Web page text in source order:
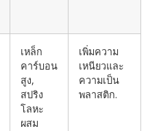
เหล็ก
คาร์บอน
สูง,
สปริง
โลหะ
ผสม
เพิ่มความ
เหนียวและ
ความเป็น
พลาสติก.